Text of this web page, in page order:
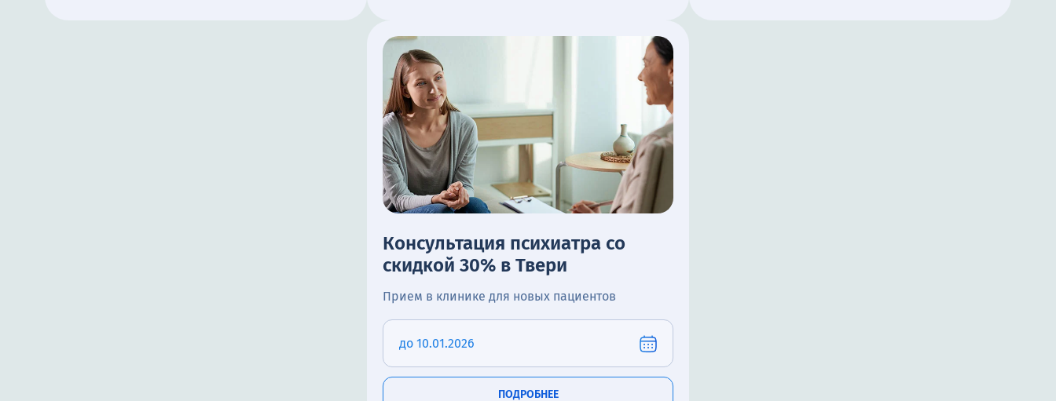
Консультация психиатра со
скидкой 30% в Твери
Прием в клинике для новых пациентов
до 10.01.2026
ПОДРОБНЕЕ